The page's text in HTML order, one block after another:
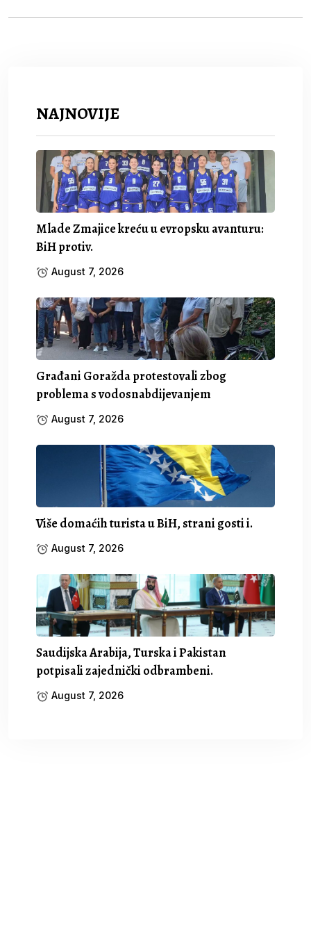
NAJNOVIJE
Mlade Zmajice kreću u evropsku avanturu:
BiH protiv.
August 7, 2026
Građani Goražda protestovali zbog
problema s vodosnabdijevanjem
August 7, 2026
Više domaćih turista u BiH, strani gosti i.
August 7, 2026
Saudijska Arabija, Turska i Pakistan
potpisali zajednički odbrambeni.
August 7, 2026